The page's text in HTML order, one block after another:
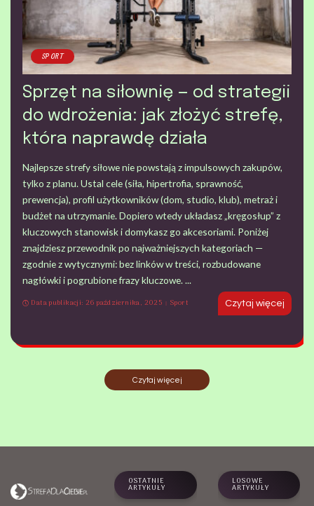
SPORT
Sprzęt na siłownię — od strategii
do wdrożenia: jak złożyć strefę,
która naprawdę działa
Najlepsze strefy siłowe nie powstają z impulsowych zakupów,
tylko z planu. Ustal cele (siła, hipertrofia, sprawność,
prewencja), profil użytkowników (dom, studio, klub), metraż i
budżet na utrzymanie. Dopiero wtedy układasz „kręgosłup” z
kluczowych stanowisk i domykasz go akcesoriami. Poniżej
znajdziesz przewodnik po najważniejszych kategoriach —
zgodnie z wytycznymi: bez linków w treści, rozbudowane
nagłówki i pogrubione frazy kluczowe. ...
Data publikacji: 26 października, 2025
Sport Czytaj więcej
Czytaj więcej
OSTATNIE
ARTYKUŁY
LOSOWE
ARTYKUŁY